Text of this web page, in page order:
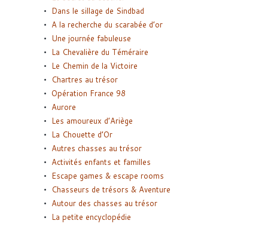
Dans le sillage de Sindbad
A la recherche du scarabée d’or
Une journée fabuleuse
La Chevalière du Téméraire
Le Chemin de la Victoire
Chartres au trésor
Opération France 98
Aurore
Les amoureux d’Ariège
La Chouette d’Or
Autres chasses au trésor
Activités enfants et familles
Escape games & escape rooms
Chasseurs de trésors & Aventure
Autour des chasses au trésor
La petite encyclopédie